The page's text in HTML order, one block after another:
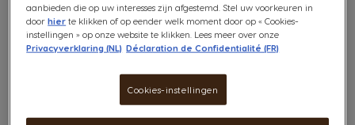
(1)
Deze bundel bevat:
NEO Caffè machine
NEO Espresso Intense
aanbieden die op uw interesses zijn afgestemd. Stel uw voorkeuren in
doorhier te klikken of op eender welk moment door op « Cookies-
instellingen » op onze website te klikken. Lees meer over onze
Privacyverklaring (NL) Déclaration de Confidentialité (FR)
Cookies-instellingen